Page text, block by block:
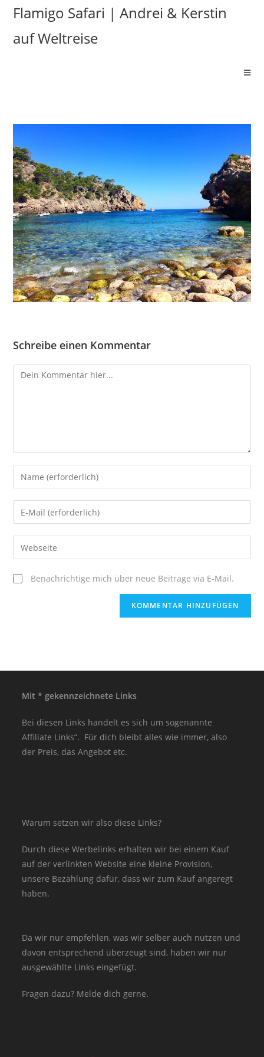
Flamigo Safari | Andrei & Kerstin
auf Weltreise
Schreibe einen Kommentar
Benachrichtige mich über neue Beiträge via E-Mail.
Mit * gekennzeichnete Links
Bei diesen Links handelt es sich um sogenannte
Affiliate Links“. Für dich bleibt alles wie immer, also
der Preis, das Angebot etc.
Warum setzen wir also diese Links?
Durch diese Werbelinks erhalten wir bei einem Kauf
auf der verlinkten Website eine kleine Provision,
unsere Bezahlung dafür, dass wir zum Kauf angeregt
haben.
Da wir nur empfehlen, was wir selber auch nutzen und
davon entsprechend überzeugt sind, haben wir nur
ausgewählte Links eingefügt.
Fragen dazu? Melde dich gerne.